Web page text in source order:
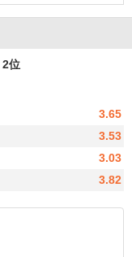
2位
3.65
3.53
3.03
3.82